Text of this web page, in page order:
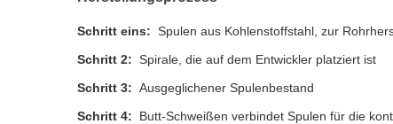
Schritt eins: Spulen aus Kohlenstoffstahl, zur
Schritt 2: Spirale, die auf dem Entwickler platziert ist
Schritt 3: Ausgeglichener Spulenbestand
Schritt 4:
Butt-Schweißen verbindet Spulen für die